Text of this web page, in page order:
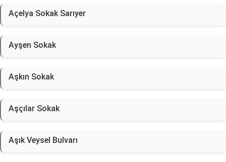
Açelya Sokak Sarıyer
Ayşen Sokak
Aşkın Sokak
Aşçılar Sokak
Aşık Veysel Bulvarı